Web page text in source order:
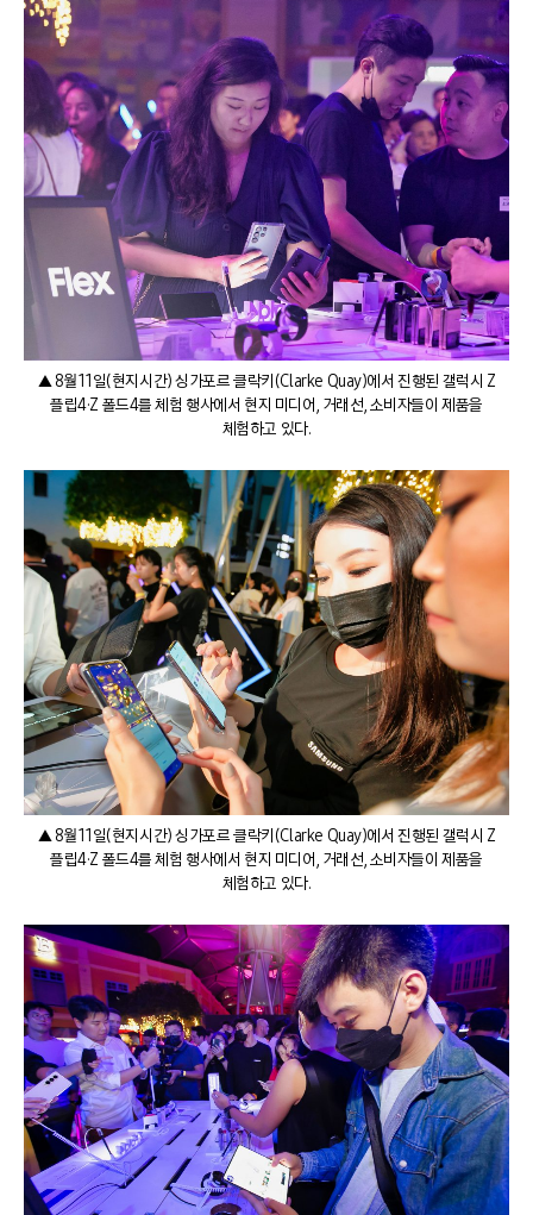
▲ 8월 11일(현지시간) 싱가포르 클락키(Clarke Quay)에서 진행된 갤럭시 Z
플립4·Z 폴드4를 체험 행사에서 현지 미디어, 거래선, 소비자들이 제품을
체험하고 있다.
▲ 8월 11일(현지시간) 싱가포르 클락키(Clarke Quay)에서 진행된 갤럭시 Z
플립4·Z 폴드4를 체험 행사에서 현지 미디어, 거래선, 소비자들이 제품을
체험하고 있다.